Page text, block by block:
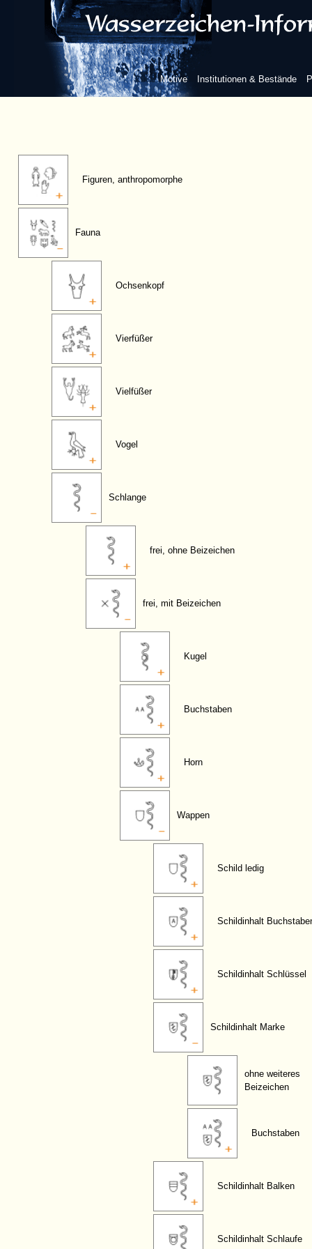
Motive Institutionen & Bestände
Figuren, anthropomorphe
Fauna
Ochsenkopf
Vierfüßer
Vielfüßer
Vogel
Schlange
frei, ohne Beizeichen
frei, mit Beizeichen
Kugel
Buchstaben
Horn
Wappen
Schild ledig
Schildinhalt
Schildinhalt Schlüssel
Schildinhalt Marke
ohne weiteres
Beizeichen
Buchstaben
Schildinhalt Balken
Schildinhalt Schlaufe